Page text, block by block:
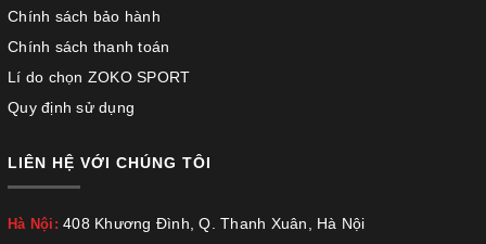
Chính sách bảo hành
Chính sách thanh toán
Lí do chọn ZOKO SPORT
Quy định sử dụng
LIÊN HỆ VỚI CHÚNG TÔI
Hà Nội: 408 Khương Đình, Q. Thanh Xuân, Hà Nội